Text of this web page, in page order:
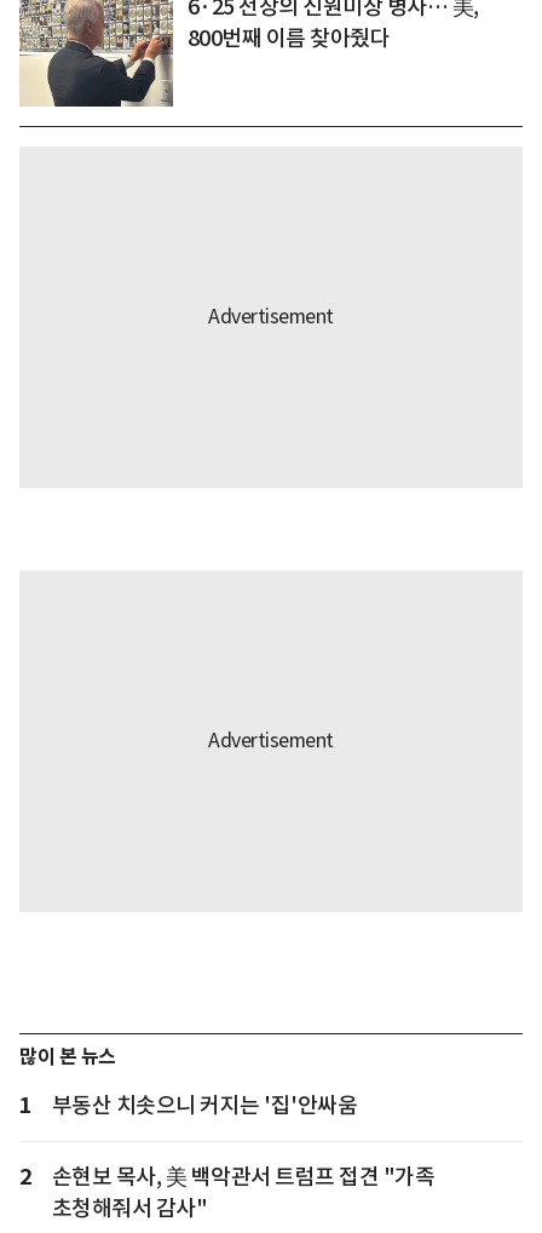
6·25 전장의 신원미상 병사… 美,
800번째 이름 찾아줬다
많이 본 뉴스
1 부동산 치솟으니 커지는 '집'안싸움
2
손현보 목사, 美 백악관서 트럼프 접견 "가족
초청해줘서 감사"